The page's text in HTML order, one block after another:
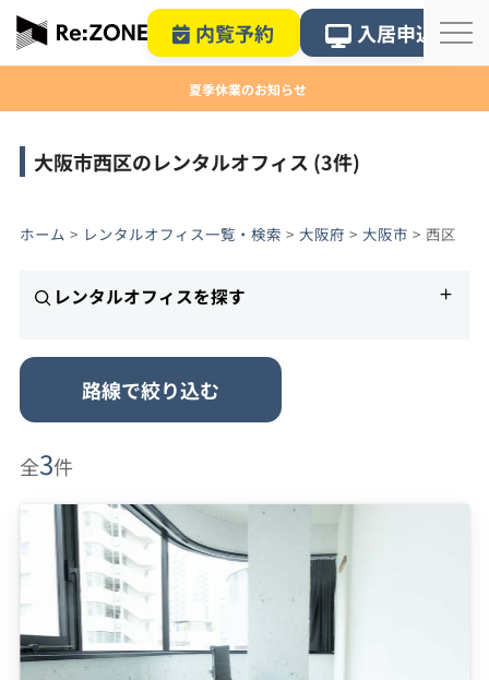
内覧予約 入居申込
夏季休業のお知らせ
ホーム > レンタルオフィス一覧・検索 > 大阪府 > 大阪市 > 西区
大阪市西区のレンタルオフィス (3件)
全3件
レンタルオフィスを探す
路線で絞り込む